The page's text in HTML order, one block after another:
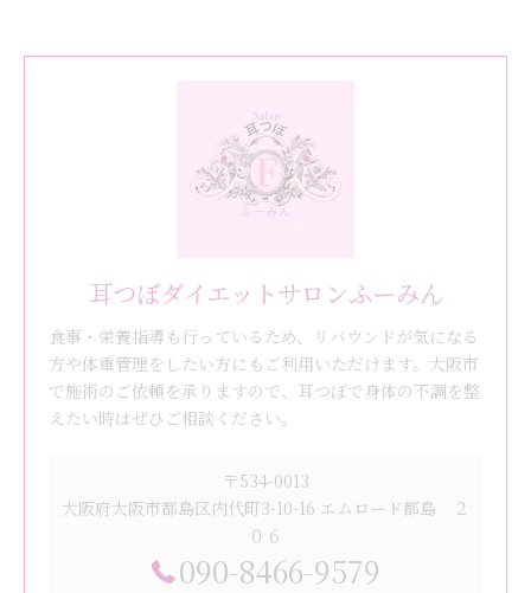
耳つぼダイエットサロンふーみん
食事・栄養指導も行っているため、リバウンドが気になる
方や体重管理をしたい方にもご利用いただけます。大阪市
で施術のご依頼を承りますので、耳つぼで身体の不調を整
えたい時はぜひご相談ください。
〒534-0013
大阪府大阪市都島区内代町3-10-16 エムロード都島 ２
０６
090-8466-9579